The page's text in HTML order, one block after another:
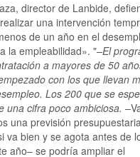
director de Lanbide,
una intervención
de un año en el
la empleabilidad». "–El
a mayores de 50
con los que llevan
Los 200 que se
una cifra poco ambiciosa. –
una previsión
va bien y se agota antes de
año– se podría ampliar el